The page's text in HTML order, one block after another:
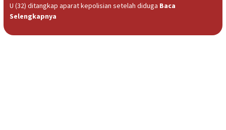
U (32) ditangkap aparat kepolisian setelah diduga Baca
Selengkapnya